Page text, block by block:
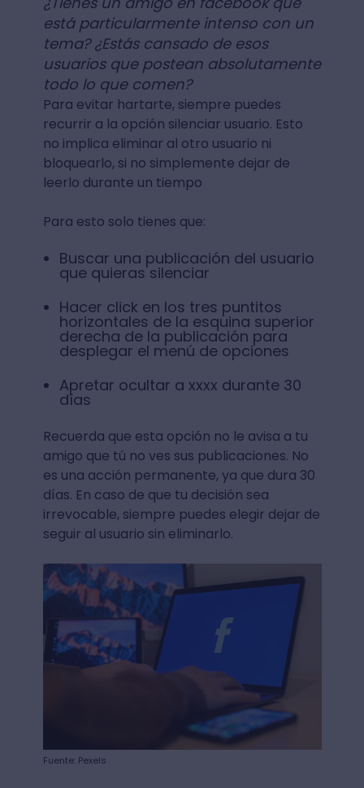
está particularmente intenso con un
tema? ¿Estás cansado de esos
usuarios que postean absolutamente
todo lo que comen?
Para evitar hartarte, siempre puedes
recurrir a la opción silenciar usuario. Esto
no implica eliminar al otro usuario ni
bloquearlo, si no simplemente dejar de
leerlo durante un tiempo
Para esto solo tienes que:
Buscar una publicación del usuario
que quieras silenciar
Hacer click en los tres puntitos
horizontales de la esquina superior
derecha de la publicación para
desplegar el menú de opciones
Apretar ocultar a xxxx durante 30
días
Recuerda que esta opción no le avisa a tu
amigo que tú no ves sus publicaciones. No
es una acción permanente, ya que dura 30
días. En caso de que tu decisión sea
irrevocable, siempre puedes elegir dejar de
seguir al usuario sin eliminarlo.
Fuente: Pexels